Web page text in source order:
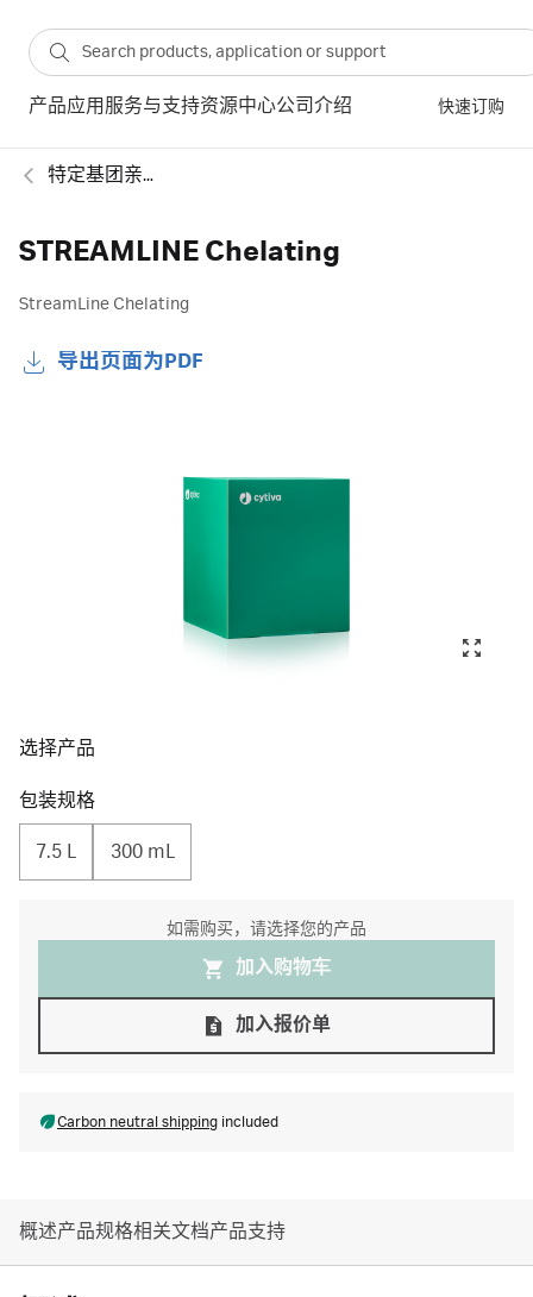
产品应用 服务与支持资源中心公司介绍 快速订购
特定基团亲和填料
STREAMLINE Chelating
StreamLine Chelating
导出页面为PDF
选择产品
包装规格
7.5 L 300 mL
如需购买，请选择您的产品
加入购物⻋
加入报价单
Carbon neutral shipping included
概述产品规格相关文档产品支持